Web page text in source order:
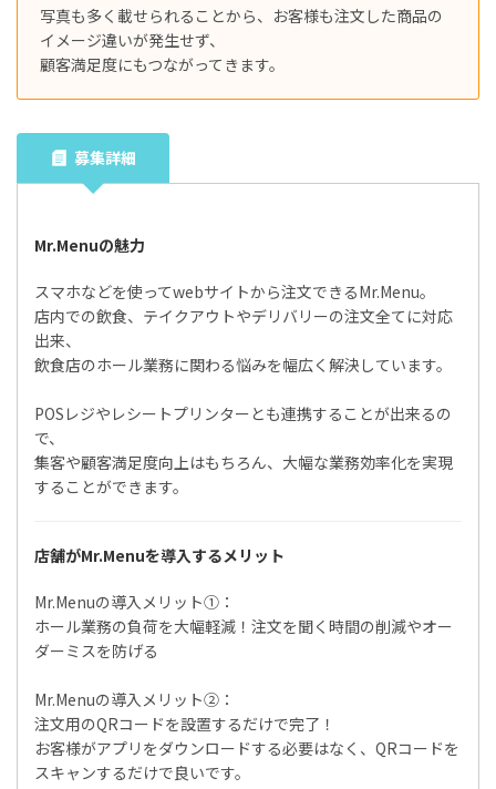
写真も多く載せられることから、お客様も注文した商品の
イメージ違いが発生せず、
顧客満足度にもつながってきます。
募集詳細
Mr.Menuの魅力
スマホなどを使ってwebサイトから注文できるMr.Menu。
店内での飲食、テイクアウトやデリバリーの注文全てに対応
出来、
飲食店のホール業務に関わる悩みを幅広く解決しています。
POSレジやレシートプリンターとも連携することが出来るの
で、
集客や顧客満足度向上はもちろん、大幅な業務効率化を実現
することができます。
店舗がMr.Menuを導入するメリット
Mr.Menuの導入メリット①：
ホール業務の負荷を大幅軽減！注文を聞く時間の削減やオー
ダーミスを防げる
Mr.Menuの導入メリット②：
注文用のQRコードを設置するだけで完了！
お客様がアプリをダウンロードする必要はなく、QRコードを
スキャンするだけで良いです。